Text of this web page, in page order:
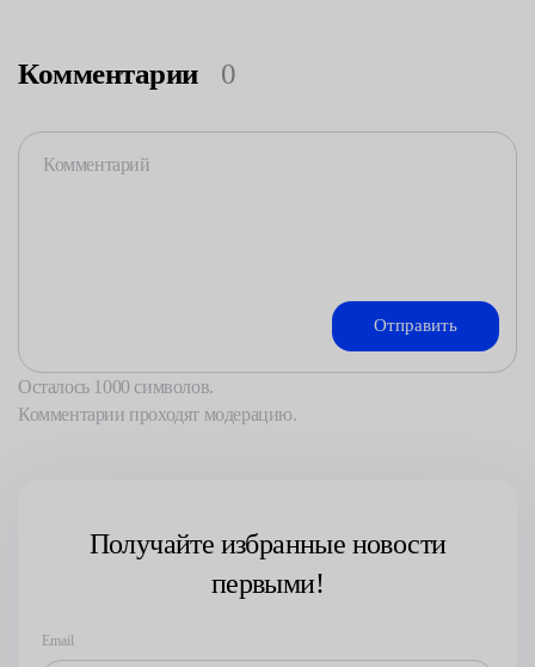
Комментарии 0
Осталось 1000 символов.
Комментарии проходят модерацию.
Получайте избранные новости
первыми!
Email